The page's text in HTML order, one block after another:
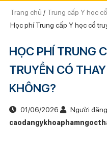
Trang chủ / Trung cấp Y học
Học phí Trung cấp Y học cổ
HỌC PHÍ TRUNG
TRUYỀN CÓ
KHÔNG?
01/06/2026
Người